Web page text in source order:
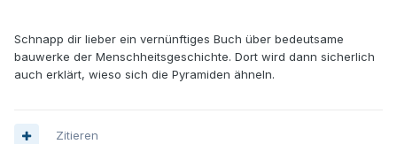
Schnapp dir lieber ein vernünftiges Buch über bedeutsame
bauwerke der Menschheitsgeschichte. Dort wird dann sicherlich
auch erklärt, wieso sich die Pyramiden ähneln.
Zitieren